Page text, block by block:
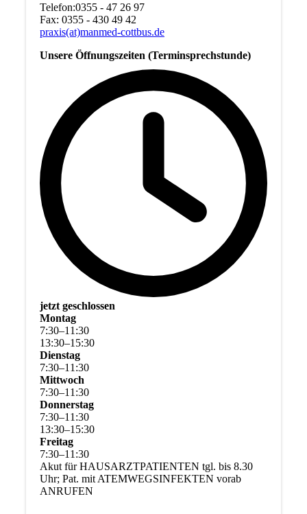
Telefon:0355 - 47 26 97
Fax: 0355 - 430 49 42
praxis(at)manmed-cottbus.de
Unsere Öffnungszeiten (Terminsprechstunde)
jetzt geschlossen
Montag
7:30–11 :30
13:30–15:30
Dienstag
7:30–11 :30
Mittwoch
7:30–11 :30
Donnerstag
7:30–11 :30
13:30–15:30
Freitag
7:30–11 :30
Akut für HAUSARZTPATIENTEN tgl. bis 8.30
Uhr; Pat. mit ATEMWEGSINFEKTEN vorab
ANRUFEN